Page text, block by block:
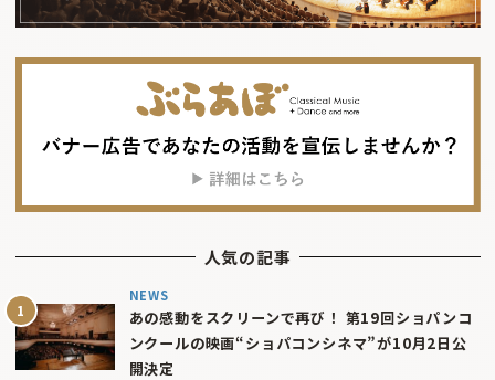
人気の記事
NEWS
あの感動をスクリーンで再び！ 第19回ショパンコ
ンクールの映画“ショパコンシネマ”が10月2日公
開決定